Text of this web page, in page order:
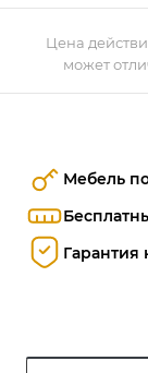
Мебель
Гарантия
Цена
может